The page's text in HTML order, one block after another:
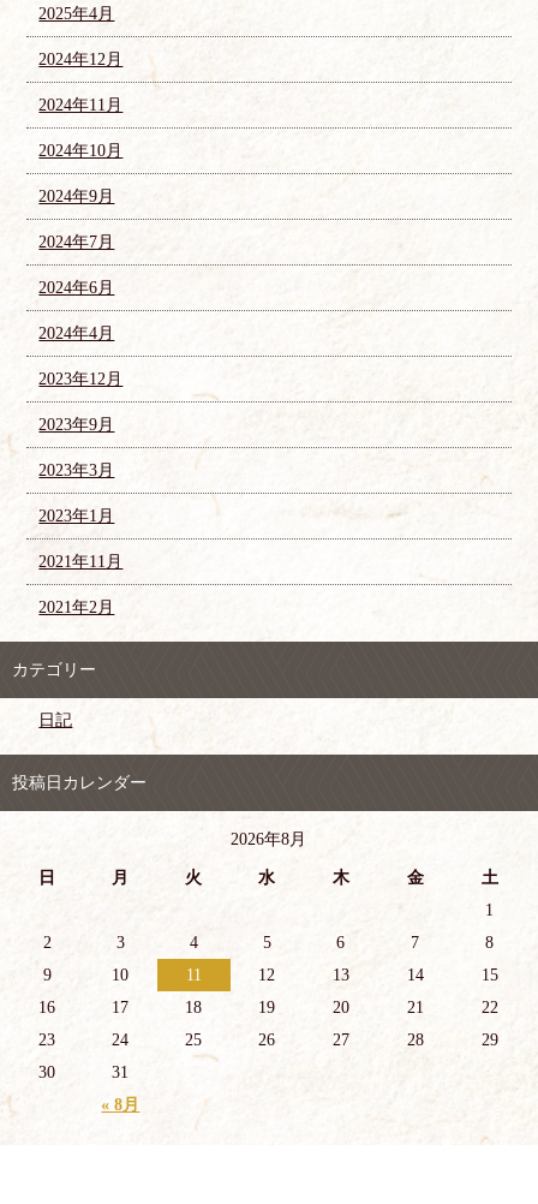
2025年4月
2024年12月
2024年11月
2024年10月
2024年9月
2024年7月
2024年6月
2024年4月
2023年12月
2023年9月
2023年3月
2023年1月
2021年11月
2021年2月
カテゴリー
日記
投稿日カレンダー
2026年8月
日 月 火 水 木 金 土
« 8月
1
2
3 4 5 6 7
8
9
10 11 12 13 14
15
16
17 18 19 20 21
22
23
24 25 26 27 28
29
30
31